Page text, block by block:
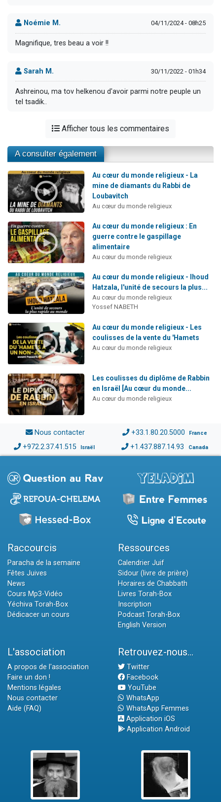
Noémie M. 04/11/2024 - 08h25
Magnifique, tres beau a voir !!
Sarah M. 30/11/2022 - 01h34
Ashreinou, ma tov helkenou d'avoir parmi notre peuple un
tel tsadik..
Afficher tous les commentaires
A consulter également
Au cœur du monde religieux - La
mine de diamants du Rabbi de
Loubavitch
Au cœur du monde religieux
Au cœur du monde religieux : En
guerre contre le gaspillage
alimentaire
Au cœur du monde religieux
Au cœur du monde religieux - Ihoud
Hatzala, l'unité de secours la plus...
Au cœur du monde religieux
Yossef NABETH
Au cœur du monde religieux - Les
coulisses de la vente du 'Hamets
Au cœur du monde religieux
Les coulisses du diplôme de Rabbin
en Israël [Au cœur du monde...
Au cœur du monde religieux
Nous contacter +33.1.80.20.5000 France
+972.2.37.41.515 Israël +1.437.887.14.93 Canada
Raccourcis
Paracha de la semaine
Fêtes Juives
News
Cours Mp3-Vidéo
Yéchiva Torah-Box
Dédicacer un cours
Ressources
Calendrier Juif
Sidour (livre de prière)
Horaires de Chabbath
Livres Torah-Box
Inscription
Podcast Torah-Box
English Version
L'association
A propos de l'association
Faire un don !
Mentions légales
Nous contacter
Aide (FAQ)
Retrouvez-nous...
Twitter
Facebook
YouTube
WhatsApp
WhatsApp Femmes
Application iOS
Application Android